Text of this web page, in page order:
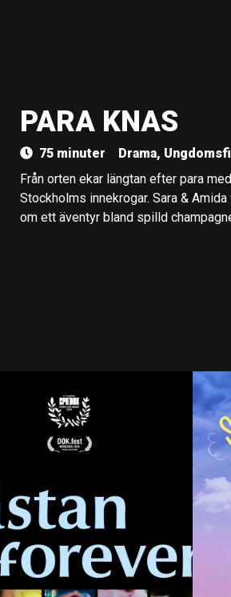
PARA KNAS
75 minuter Drama,
Från orten ekar längtan efter para
Stockholms innekrogar. Sara &
om ett äventyr bland spilld